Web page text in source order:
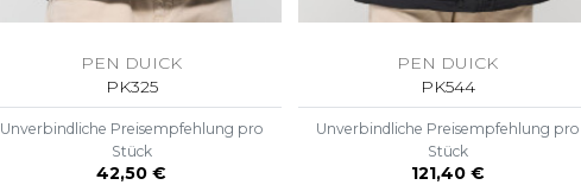
PEN DUICK
PK325
Unverbindliche Preisempfehlung pro
Stück
42,50 €
PEN DUICK
PK544
Unverbindliche Preisempfehlung pro
Stück
121,40 €